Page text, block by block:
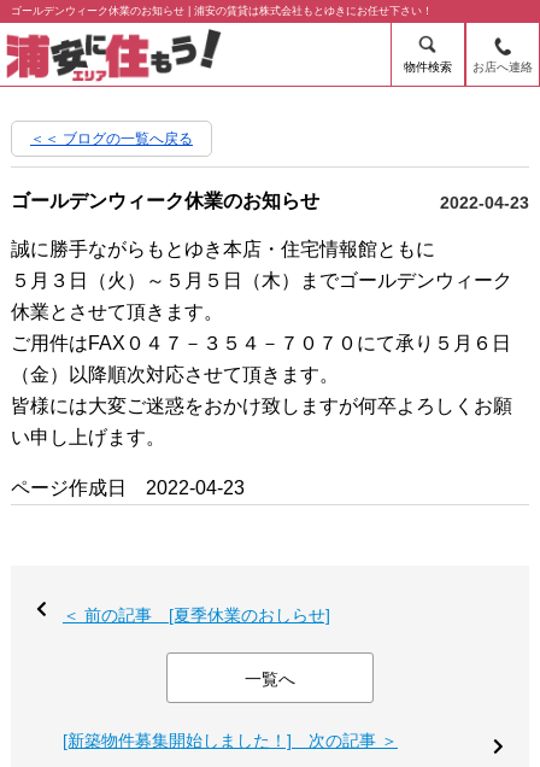
ゴールデンウィーク休業のお知らせ | 浦安の賃貸は株式会社もとゆきにお任せ下さい！
物件検索 お店へ連絡
＜＜ ブログの一覧へ戻る
ゴールデンウィーク休業のお知らせ 2022-04-23
誠に勝手ながらもとゆき本店・住宅情報館ともに
５月３日（火）～５月５日（木）までゴールデンウィーク
休業とさせて頂きます。
ご用件はFAX０４７－３５４－７０７０にて承り５月６日
（金）以降順次対応させて頂きます。
皆様には大変ご迷惑をおかけ致しますが何卒よろしくお願
い申し上げます。
ページ作成日 2022-04-23
＜ 前の記事 [夏季休業のおしらせ]
一覧へ
[新築物件募集開始しました！] 次の記事 ＞